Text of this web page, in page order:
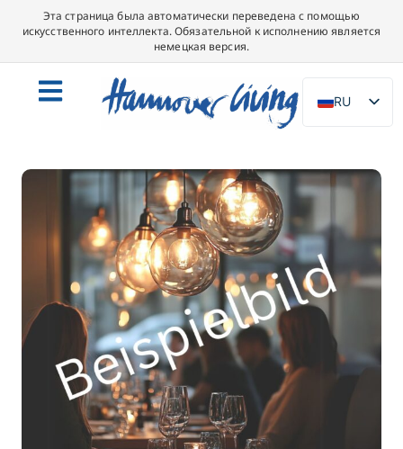
Эта страница была автоматически переведена с помощью
искусственного интеллекта. Обязательной к исполнению является
немецкая версия.
RU
DE
NL
IT
SV
FR